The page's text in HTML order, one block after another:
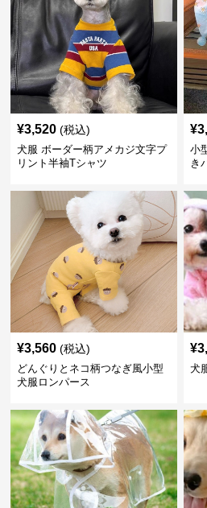
¥3,520 (税込)
犬服 ボーダー柄アメカジ文字プ
リント半袖Tシャツ
¥
小
き
¥3,560 (税込)
どんぐりとネコ柄つなぎ風小型
犬服ロンパース
¥
犬